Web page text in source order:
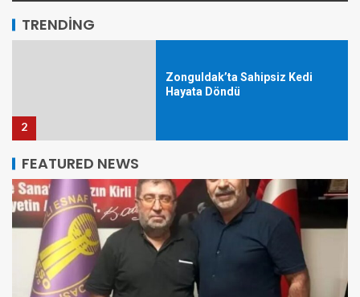
TRENDING
2
Zonguldak’ta Sahipsiz Kedi
Hayata Döndü
Zonguldak’ta Gaziler Günü
kutlamaları
Düzce’de Yol Çalışması
FEATURED NEWS